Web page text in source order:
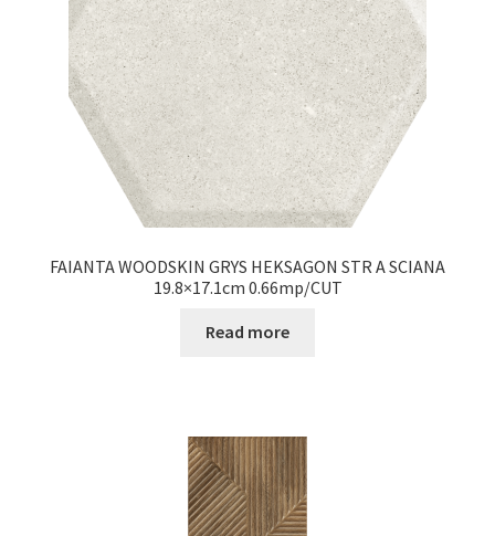
FAIANTA WOODSKIN GRYS HEKSAGON STR A SCIANA
19.8×17.1cm 0.66mp/CUT
Read more